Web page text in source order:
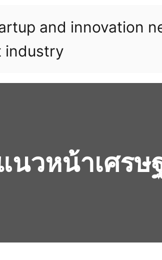
and innovation
industry
นวหน้าเศรษ